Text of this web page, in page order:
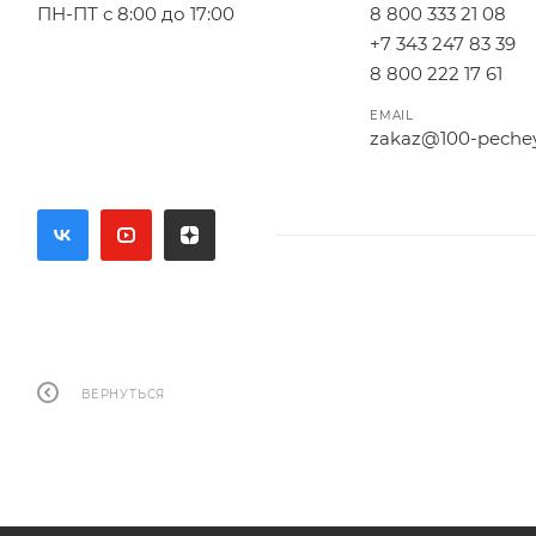
ПН-ПТ с 8:00 до 17:00
8 800 333 21 08
+7 343 247 83 39
8 800 222 17 61
EMAIL
zakaz@100-
ВЕРНУТЬСЯ